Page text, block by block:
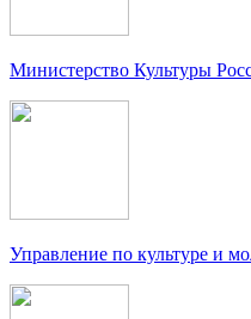
Министерство Культуры
Управление по культуре и